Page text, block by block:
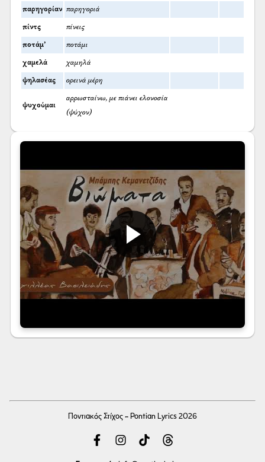
παρηγορίαν παρηγοριά
πίντς πίνεις
ποτάμ’ ποτάμι
χαμελά χαμηλά
ψηλασέας ορεινά μέρη
ψυχούμαι
αρρωσταίνω, με πιάνει ελονοσία
(ψύχον)
Ποντιακός Στίχος - Pontian Lyrics 2026